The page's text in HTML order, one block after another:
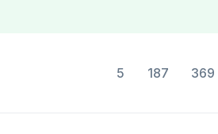
5 187 369